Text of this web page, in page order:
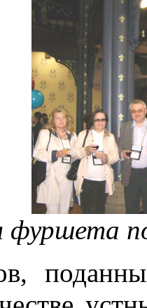
фуршета